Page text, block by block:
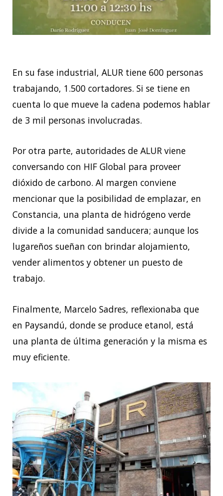
En su fase industrial, ALUR tiene 600 personas
trabajando, 1.500 cortadores. Si se tiene en
cuenta lo que mueve la cadena podemos hablar
de 3 mil personas involucradas.
Por otra parte, autoridades de ALUR viene
conversando con HIF Global para proveer
dióxido de carbono. Al margen conviene
mencionar que la posibilidad de emplazar, en
Constancia, una planta de hidrógeno verde
divide a la comunidad sanducera; aunque los
lugareños sueñan con brindar alojamiento,
vender alimentos y obtener un puesto de
trabajo.
Finalmente, Marcelo Sadres, reflexionaba que
en Paysandú, donde se produce etanol, está
una planta de última generación y la misma es
muy eficiente.